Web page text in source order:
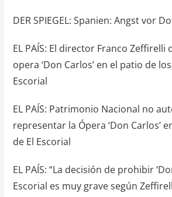
DER SPIEGEL: Spanien: Angst vor
EL PAÍS: El director Franco
opera ‘Don Carlos’ en el patio de
Escorial
EL PAÍS: Patrimonio Nacional no
representar la Ópera ‘Don Carlos’
de El Escorial
EL PAÍS: “La decisión de prohibir
Escorial es muy grave según